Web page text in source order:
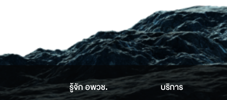
รู้จัก อพวช. บริการ